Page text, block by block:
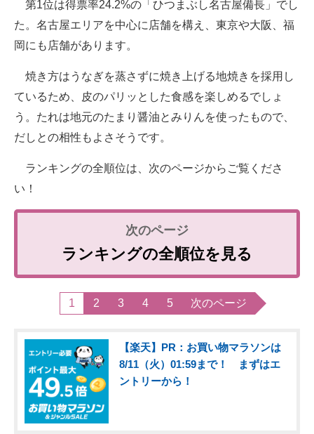
第1位は得票率24.2%の「ひつまぶし名古屋備長」でし
た。名古屋エリアを中心に店舗を構え、東京や大阪、福
岡にも店舗があります。
焼き方はうなぎを蒸さずに焼き上げる地焼きを採用し
ているため、皮のパリッとした食感を楽しめるでしょ
う。たれは地元のたまり醤油とみりんを使ったもので、
だしとの相性もよさそうです。
ランキングの全順位は、次のページからご覧くださ
い！
ランキングの全順位を見る
1 2 3 4 5 次のページ
【楽天】PR：お買い物マラソンは
8/11（火）01:59まで！ まずはエ
ントリーから！